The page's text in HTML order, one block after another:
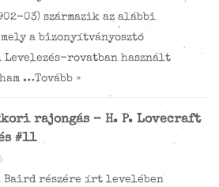
03) származik az alábbi
a bizonyítványosztó
Levelezés-rovatban használt
…Tovább »
rajongás – H. P. Lovecraft
#11
Baird részére írt levelében